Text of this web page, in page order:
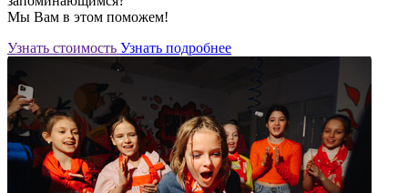
Мы Вам в этом поможем!
Узнать стоимость Узнать подробнее